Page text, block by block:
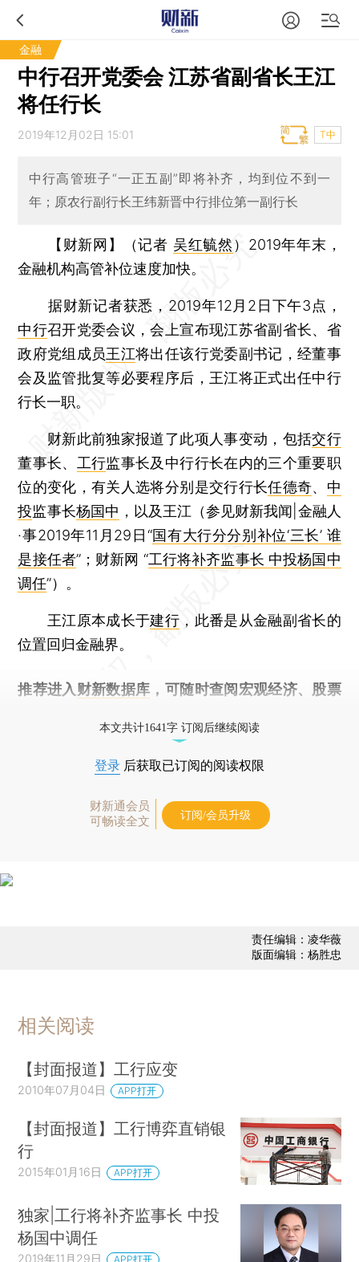
金融
中行召开党委会 江苏省副省长王江
将任行长
2019年12月02日 15:01 T中
中行高管班子“一正五副”即将补齐，均到位不到一
年；原农行副行长王纬新晋中行排位第一副行长
【财新网】（记者 吴红毓然 ） 2019年年末，
金融机构高管补位速度加快。
据财新记者获悉，2019年12月2日下午3点，
中行召开党委会议，会上宣布现江苏省副省长、省
政府党组成员王江将出任该行党委副书记，经董事
会及监管批复等必要程序后，王江将正式出任中行
行长一职。
财新此前独家报道了此项人事变动，包括交行
董事长、 工行监事长及中行行长在内的三个重要职
位的变化，有关人选将分别是交行行长任德奇、 中
投监事长杨国中 ，以及王江（参见财新我闻|金融人
·事2019年11月29日“国有大行分分别补位‘三长’ 谁
是接任者”；财新网 “工行将补齐监事长 中投杨国中
调任”）。
王江原本成长于建行 ，此番是从金融副省长的
位置回归金融界。
推荐进入 财新数据库 ，可随时查阅宏观经济、股票
本文共计1641字 订阅后继续阅读
登录 后获取已订阅的阅读权限
财新通会员
可畅读全文
订阅/会员升级
责任编辑：凌华薇
版面编辑：杨胜忠
相关阅读
【封面报道】工行应变
2010年07月04日 APP打开
【封面报道】工行博弈直销银
行
2015年01月16日 APP打开
独家|工行将补齐监事长 中投
杨国中调任
2019年11月29日 APP打开